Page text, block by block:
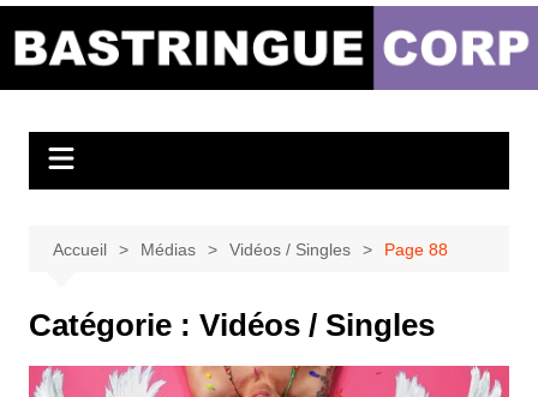
Bastringue Corp –
Musicales
Accueil Médias Vidéos / Singles Page 88
Catégorie : Vidéos / Singles